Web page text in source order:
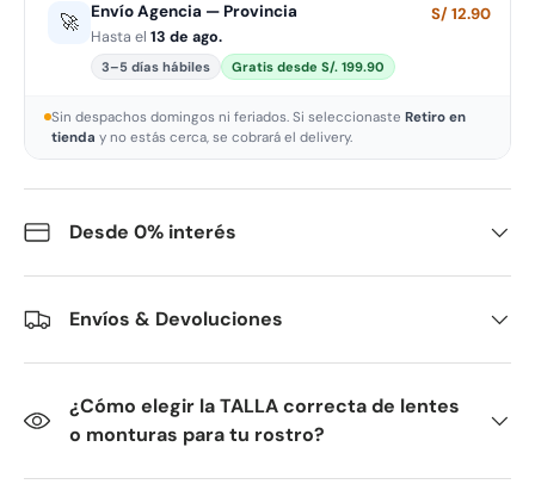
🚀 Envío Agencia — Provincia
Hasta el 13 de ago.
3–5 días hábiles Gratis desde S/. 199.90
S/ 12.90
Sin despachos domingos ni feriados. Si seleccionaste Retiro en
tienda y no estás cerca, se cobrará el delivery.
Desde 0% interés
Envíos & Devoluciones
¿Cómo elegir la TALLA correcta de lentes
o monturas para tu rostro?